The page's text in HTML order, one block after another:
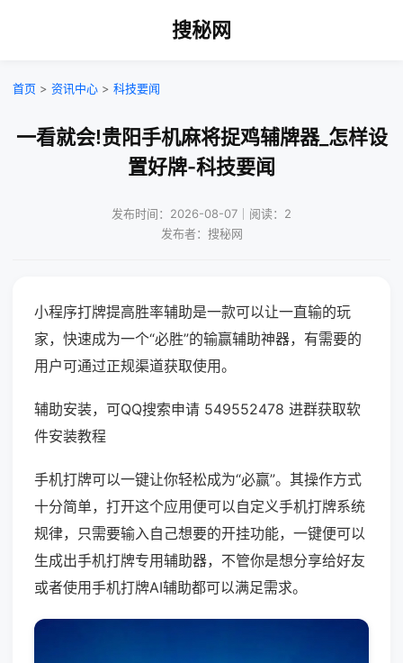
搜秘网
首页 > 资讯中心 > 科技要闻
一看就会!贵阳手机麻将捉鸡辅牌器_怎样设
置好牌-科技要闻
发布时间：2026-08-07｜阅读：2
发布者：搜秘网
小程序打牌提高胜率辅助是一款可以让一直输的玩
家，快速成为一个“必胜”的输赢辅助神器，有需要的
用户可通过正规渠道获取使用。
辅助安装，可QQ搜索申请 549552478 进群获取软
件安装教程
手机打牌可以一键让你轻松成为“必赢”。其操作方式
十分简单，打开这个应用便可以自定义手机打牌系统
规律，只需要输入自己想要的开挂功能，一键便可以
生成出手机打牌专用辅助器，不管你是想分享给好友
或者使用手机打牌AI辅助都可以满足需求。